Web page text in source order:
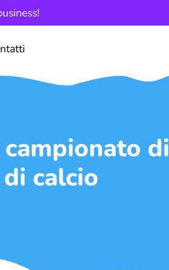
di
calcio